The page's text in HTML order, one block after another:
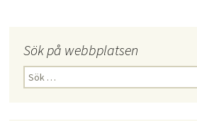
Sök på webbplatsen
Sök
efter: